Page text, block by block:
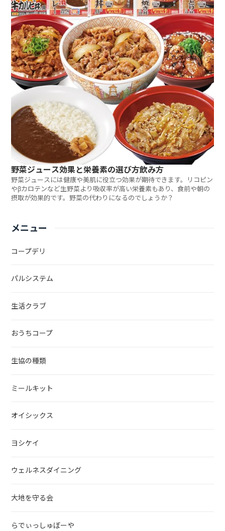
野菜ジュース効果と栄養素の選び方飲み方
野菜ジュースには健康や美肌に役立つ効果が期待できます。リコピン
やβカロテンなど生野菜より吸収率が高い栄養素もあり、食前や朝の
摂取が効果的です。野菜の代わりになるのでしょうか？
メニュー
コープデリ
パルシステム
生活クラブ
おうちコープ
生協の種類
ミールキット
オイシックス
ヨシケイ
ウェルネスダイニング
大地を守る会
らでぃっしゅぼーや